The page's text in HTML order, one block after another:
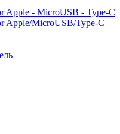
Apple - MicroUSB - Type-C
Apple/MicroUSB/Type-C